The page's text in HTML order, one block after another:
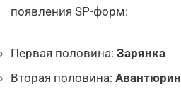
появления SP-форм:
Первая половина: Зарянка
Вторая половина: Авантюрин